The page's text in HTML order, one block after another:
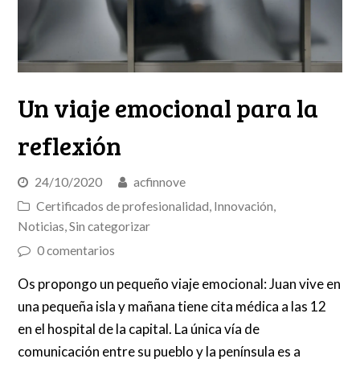
Un viaje emocional para la
reflexión
24/10/2020
acfinnove
Certificados de profesionalidad Innovación
Noticias ,Sin categorizar
0 comentarios
Os propongo un pequeño viaje emocional: Juan vive en
una pequeña isla y mañana tiene cita médica a las 12
en el hospital de la capital. La única vía de
comunicación entre su pueblo y la península es a